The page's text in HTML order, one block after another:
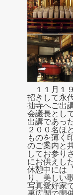
１１月１
招きして永
拙寺へご出
会議長とし
出講であった
２００名ほ
ものを薄く
のご案内と
してお参り
にお供えした
休憩中には
り、美しい
写真愛好家